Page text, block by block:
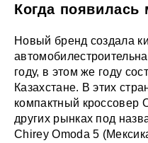
Когда появилась
Новый бренд создала
году, в этом же году
Казахстане. В этих
компактный кроссовер
других рынках под
Chirey Omoda 5